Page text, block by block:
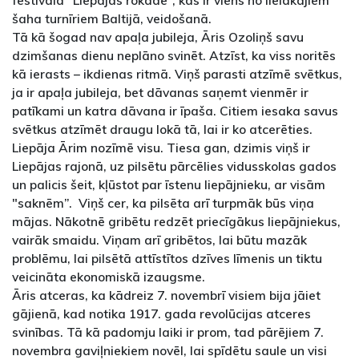
šaha turnīriem Baltijā, veidošanā.
Tā kā šogad nav apaļa jubileja, Āris Ozoliņš savu
dzimšanas dienu neplāno svinēt. Atzīst, ka viss noritēs
kā ierasts – ikdienas ritmā. Viņš parasti atzīmē svētkus,
ja ir apaļa jubileja, bet dāvanas saņemt vienmēr ir
patīkami un katra dāvana ir īpaša. Citiem iesaka savus
svētkus atzīmēt draugu lokā tā, lai ir ko atcerēties.
Liepāja Ārim nozīmē visu. Tiesa gan, dzimis viņš ir
Liepājas rajonā, uz pilsētu pārcēlies vidusskolas gados
un palicis šeit, kļūstot par īstenu liepājnieku, ar visām
"saknēm”. Viņš cer, ka pilsēta arī turpmāk būs viņa
mājas. Nākotnē gribētu redzēt priecīgākus liepājniekus,
vairāk smaidu. Viņam arī gribētos, lai būtu mazāk
problēmu, lai pilsētā attīstītos dzīves līmenis un tiktu
veicināta ekonomiskā izaugsme.
Āris atceras, ka kādreiz 7. novembrī visiem bija jāiet
gājienā, kad notika 1917. gada revolūcijas atceres
svinības. Tā kā padomju laiki ir prom, tad pārējiem 7.
novembra gaviļniekiem novēl, lai spīdētu saule un visi